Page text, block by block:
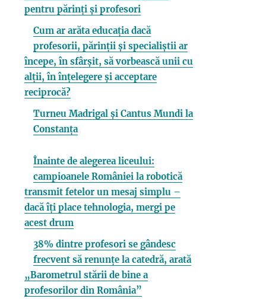
pentru părinți și profesori
Cum ar arăta educația dacă
profesorii, părinții și specialiștii ar
începe, în sfârșit, să vorbească unii cu
alții, în înțelegere și acceptare
reciprocă?
Turneu Madrigal și Cantus Mundi la
Constanța
Înainte de alegerea liceului:
campioanele României la robotică
transmit fetelor un mesaj simplu –
dacă îți place tehnologia, mergi pe
acest drum
38% dintre profesori se gândesc
frecvent să renunțe la catedră, arată
„Barometrul stării de bine a
profesorilor din România”